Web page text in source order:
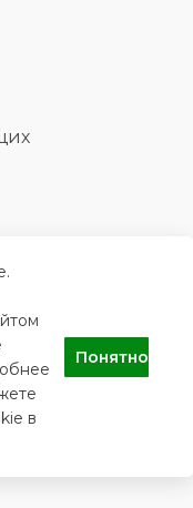
в
Понятно